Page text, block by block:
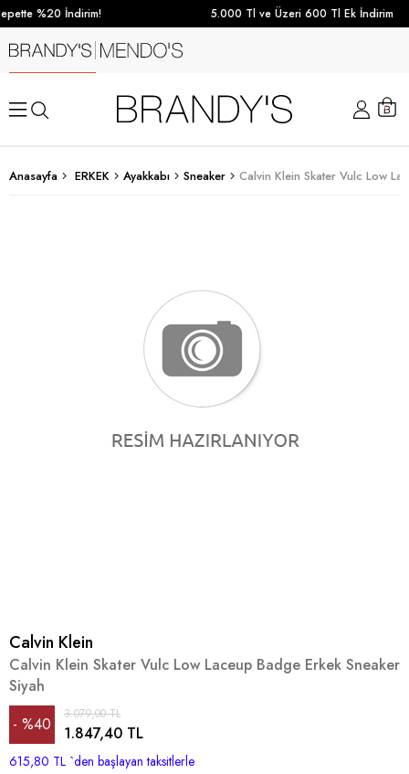
%20 İndirim! 5.000 Tl ve Üzeri 600 Tl Ek İndirim
Anasayfa ERKEK Ayakkabı Sneaker
Calvin Klein
Calvin Klein Skater Vulc Low Laceup Badge Erkek Sneaker
Siyah
%40
İndirim
3.079,00 TL
1.847,40 TL
615,80 TL `den başlayan taksitlerle